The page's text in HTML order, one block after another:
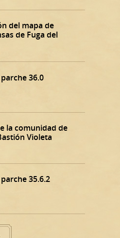
del mapa de
de Fuga del
36.0
la comunidad de
Violeta
35.6.2